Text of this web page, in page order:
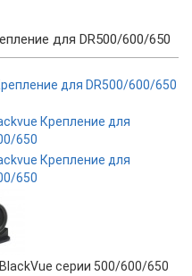
для DR500/600/650
серии 500/600/650